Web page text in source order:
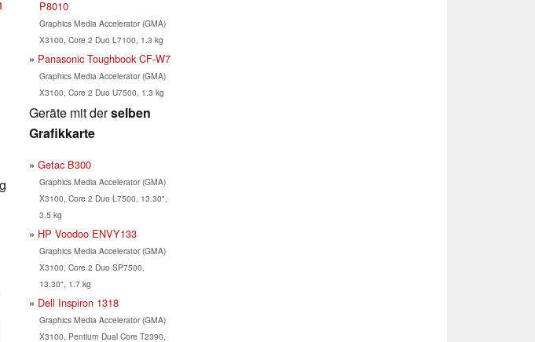
P8010
Graphics Media Accelerator (GMA)
X3100, Core 2 Duo L7100, 1.3 kg
Panasonic Toughbook CF-W7
Graphics Media Accelerator (GMA)
X3100, Core 2 Duo U7500, 1.3 kg
Geräte mit derselben
Grafikkarte
Getac B300
Graphics Media Accelerator (GMA)
X3100, Core 2 Duo L7500, 13.30",
3.5 kg
HP Voodoo ENVY133
Graphics Media Accelerator (GMA)
X3100, Core 2 Duo SP7500,
13.30", 1.7 kg
Dell Inspiron 1318
Graphics Media Accelerator (GMA)
X3100, Pentium Dual Core T2390,